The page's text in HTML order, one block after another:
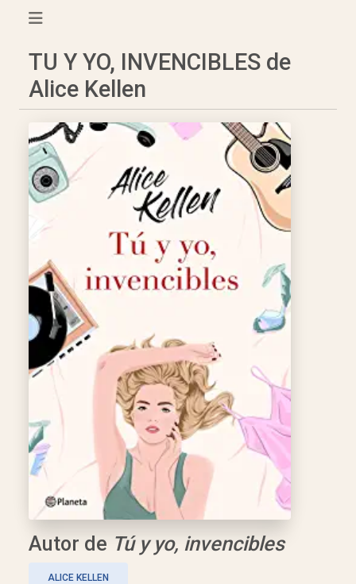
TU Y YO, INVENCIBLES de
Alice Kellen
Autor de Tú y yo, invencibles
ALICE KELLEN